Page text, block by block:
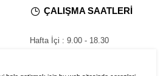
ÇALIŞMA SAATLERİ
Hafta İçi : 9.00 - 18.30
Pazar : Kapalı